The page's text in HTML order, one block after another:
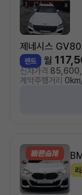
제네시스 GV80
렌트 월
신차가격
계약주행거리